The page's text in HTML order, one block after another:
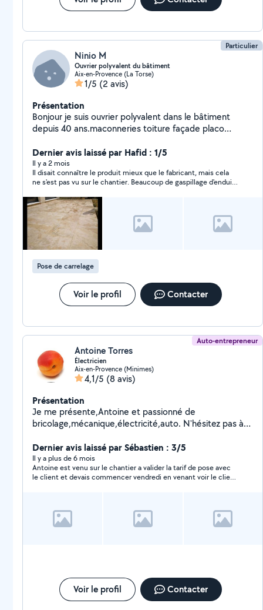
disponible facilement durant la semaine mais
Particulier
Ninio M
Ouvrier polyvalent du bâtiment
Aix-en-Provence (La Torse)
1/5 (2 avis)
Présentation
Bonjour je suis ouvrier polyvalent dans le bâtiment
depuis 40 ans.maconneries toiture façade placo
Dernier avis laissé par Hafid : 1/5
Il y a 2 mois
Il disait connaître le produit mieux que le fabricant, mais cela
ne s'est pas vu sur le chantier. Beaucoup de gaspillage d'enduit
Des tuiles ont été salies et deux échelles sont bonnes à jeter.
Très déçu du résultat. Au final, de l'argent jeté à la poubelle.
Réfléchissez bien avant de faire appel à cette entreprise.
Pose de carrelage
Voir le profil Contacter
Auto-entrepreneur
Antoine Torres
Électricien
Aix-en-Provence (Minimes)
4,1/5 (8 avis)
Présentation
Je me présente,Antoine et passionné de
bricolage,mécanique,électricité,auto. N'hésitez pas à
Dernier avis laissé par Sébastien : 3/5
Il y a plus de 6 mois
Antoine est venu sur le chantier a valider la tarif de pose avec
le client et devais commencer vendredi en venant voir le client
Voir le profil Contacter